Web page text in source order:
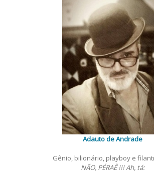
Adauto de Andrade
Gênio, bilionário, playboy e
NÃO, PÉRAÊ !!! Ah, tá: